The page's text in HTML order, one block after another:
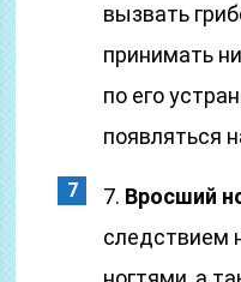
вызвать
принимать
по его
появляться
7. Вросший
следствием